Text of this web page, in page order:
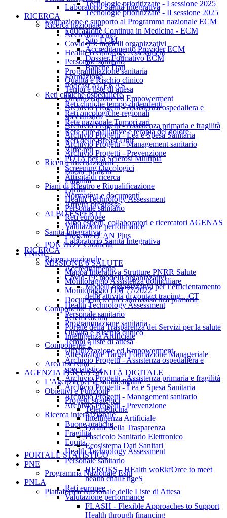
Laboratorio Sanità Integrativa
RICERCA
Ricerca nazionale
Accreditamento
Covid-19: modelli organizzativi
Health Technology Assessment
Personale sanitario
Programmazione sanitaria
Qualità e Rischio clinico
Tempi e liste di attesa
Umanizzazione ed Empowerment
Archivio Progetti - Assistenza ospedaliera e
specialistica
Archivio Progetti - Assistenza primaria e fragilità
Archivio Progetti - Lea e Spesa Sanitaria
Archivio Progetti - Management sanitario
Archivio Progetti - Prevenzione
Ricerca internazionale
Buone pratiche
Fragilità
Equità
Health Technology Assessment
Personale sanitario
Reti europee
Valutazione performance
Progetto eCAN Plus
PON GOV Cronicità
PNRR
MISSIONE 6 SALUTE
Mappa Interattiva Strutture PNRR Salute
Monitoraggio Assistenza domiciliare
Monitoraggio DM 77/2022
Documenti tecnici sull'assistenza primaria
Componente 1
Telemedicina
Portale della Trasparenza dei Servizi per la salute
Intelligenza Artificiale
Componente 2
Attestazione Target Formazione Manageriale
Area riservata
AGENZIA PER LA SANITÀ DIGITALE
L'Agenzia per la sanità digitale
Obiettivi e Funzioni
Progetti strategici
Telemedicina
Intelligenza Artificiale
Portale della Trasparenza
Fascicolo Sanitario Elettronico
Ecosistema Dati Sanitari
PORTALE STATISTICO
PNE
Programma Nazionale Esiti
PNLA
Piattaforma Nazionale delle Liste di Attesa
Tecnologie prioritizzate - I sessione 2025
Tecnologie prioritizzate - II sessione 2025
Formazione e supporto al Programma nazionale ECM
Educazione Continua in Medicina - ECM
Sito ECM
Accreditamento Provider ECM
Dossier Formativo ECM
Banche Dati
Formazione
Podcast AGENAS
Reti cliniche ospedaliere
Reti cliniche tempo-dipendenti
Reti oncologiche-regionali
Rete nazionale Tumori rari
Rete cure palliative e terapia del dolore
Reti delle Breast Unit
Altre reti
PDTA per la Sclerosi Multipla
Screening Oncologici
Attività di ricerca
Piani di Rientro e Riqualificazione
Normativa e documenti
Attività pregresse
ALBO ESPERTI
Albo esperti, collaboratori e ricercatori AGENAS
Sanità Integrativa
Laboratorio Sanità Integrativa
RICERCA
Ricerca nazionale
Accreditamento
Covid-19: modelli organizzativi
Modelli organizzativi per l’efficientamento
delle attività di contact tracing – CT
Health Technology Assessment
Personale sanitario
Programmazione sanitaria
Qualità e Rischio clinico
Tempi e liste di attesa
Umanizzazione ed Empowerment
Archivio Progetti - Assistenza ospedaliera e
specialistica
Archivio Progetti - Assistenza primaria e fragilità
Archivio Progetti - Lea e Spesa Sanitaria
Archivio Progetti - Management sanitario
Archivio Progetti - Prevenzione
Ricerca internazionale
Buone pratiche
Fragilità
Equità
Health Technology Assessment
Personale sanitario
HEROES - HEalth woRkfOrce to meet
health challEngeS
Reti europee
Valutazione performance
FLASH - Flexible Approaches to Support
Health through financing